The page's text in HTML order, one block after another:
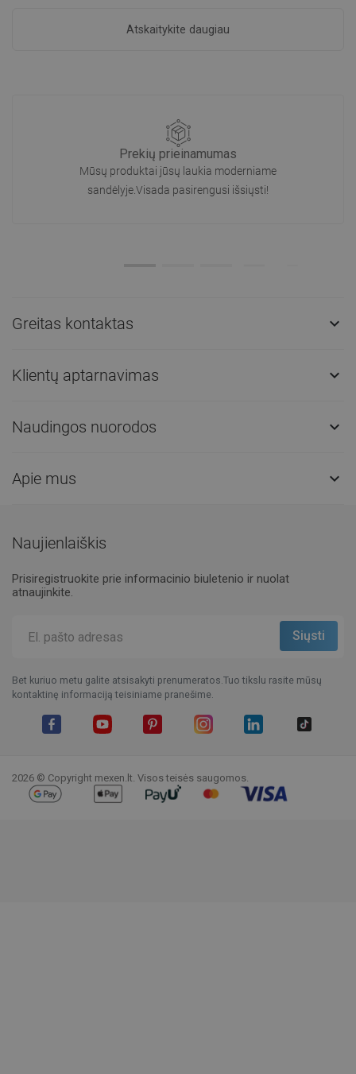
Atskaitykite daugiau
Prekių prieinamumas
Mūsų produktai jūsų laukia moderniame
sandėlyje.Visada pasirengusi išsiųsti!
Greitas kontaktas 
Klientų aptarnavimas 
Naudingos nuorodos 
Apie mus 
Naujienlaiškis
Prisiregistruokite prie informacinio biuletenio ir nuolat
atnaujinkite.
Bet kuriuo metu galite atsisakyti prenumeratos.Tuo tikslu rasite mūsų
kontaktinę informaciją teisiniame pranešime.
2026 © Copyright mexen.lt. Visos teisės saugomos.